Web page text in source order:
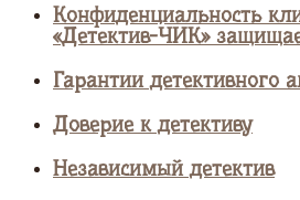
Конфиденциальность
«Детектив-ЧИК»
Гарантии детективного
Доверие к детективу
Независимый детектив